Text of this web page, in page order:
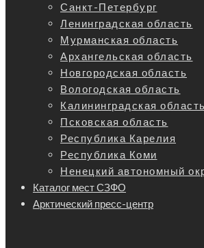
Санкт-Петербург
Ленинградская область
Мурманская область
Архангельская область
Новгородская область
Вологодская область
Калининградская область
Псковская область
Республика Карелия
Республика Коми
Ненецкий автономный
Каталог мест СЗФО
Арктический пресс-центр